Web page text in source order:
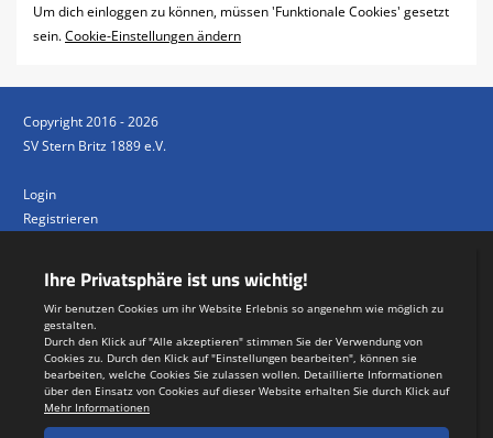
Um dich einloggen zu können, müssen 'Funktionale Cookies' gesetzt
sein.Cookie-Einstellungen ändern
Copyright 2016 - 2026
SV Stern Britz 1889 e.V.
Login
Registrieren
Datenschutzerklärung
Teamsports 2
Dein Sportverein online